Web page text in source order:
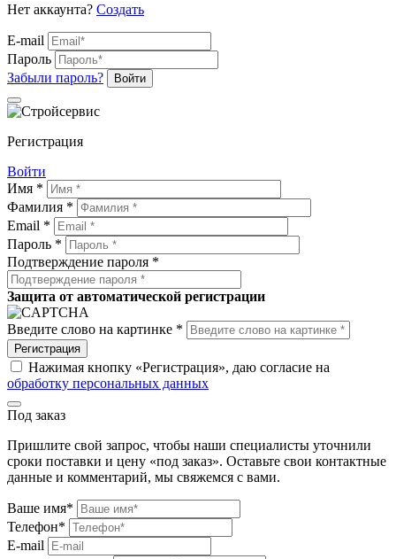
Нет аккаунта? Создать
E-mail
Пароль
Забыли пароль?
Войти
Регистрация
Войти
Имя *
Фамилия *
Email *
Пароль *
Подтверждение пароля *
Защита от автоматической регистрации
Введите слово на картинке *
Регистрация
Нажимая кнопку «Регистрация», даю согласие на
обработку персональных данных
Под заказ
Пришлите свой запрос, чтобы наши специалисты уточнили
сроки поставки и цену «под заказ». Оставьте свои контактные
данные и комментарий, мы свяжемся с вами.
Ваше имя*
Телефон*
E-mail